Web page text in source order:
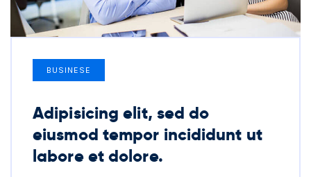
BUSINESE
Adipisicing elit, sed do
eiusmod tempor incididunt ut
labore et dolore.